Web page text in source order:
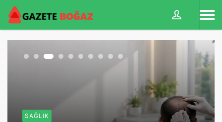
SAĞLIK